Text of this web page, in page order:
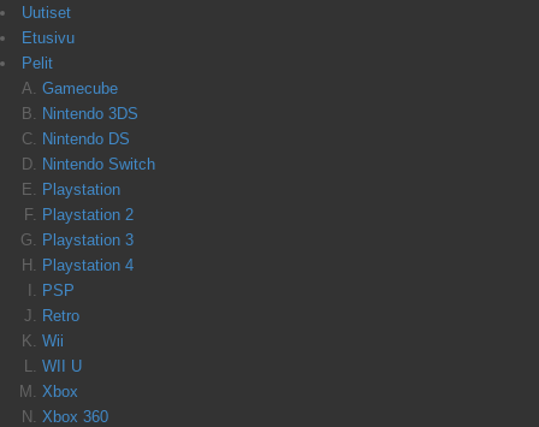
Uutiset
Etusivu
Pelit
Gamecube
Nintendo 3DS
Nintendo DS
Nintendo Switch
Playstation
Playstation 2
Playstation 3
Playstation 4
PSP
Retro
Wii
WII U
Xbox
Xbox 360